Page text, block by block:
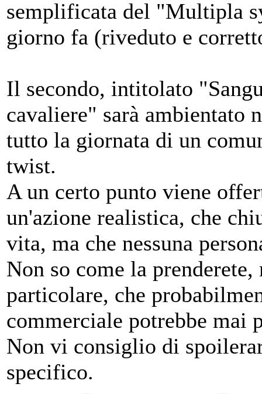
semplificata del "Multipla
giorno fa (riveduto e
Il secondo, intitolato
cavaliere" sarà ambientato
tutto la giornata di un
twist.
A un certo punto viene
un'azione realistica, che
vita, ma che nessuna
Non so come la
particolare, che
commerciale potrebbe mai
Non vi consiglio di
specifico.